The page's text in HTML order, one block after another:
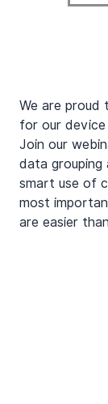
We are proud
for our device
Join our
data grouping
smart use of
most
are easier